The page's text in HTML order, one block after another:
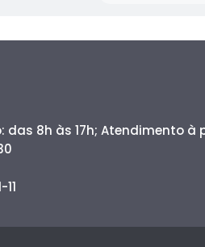
das 8h às 17h; Atendimento à